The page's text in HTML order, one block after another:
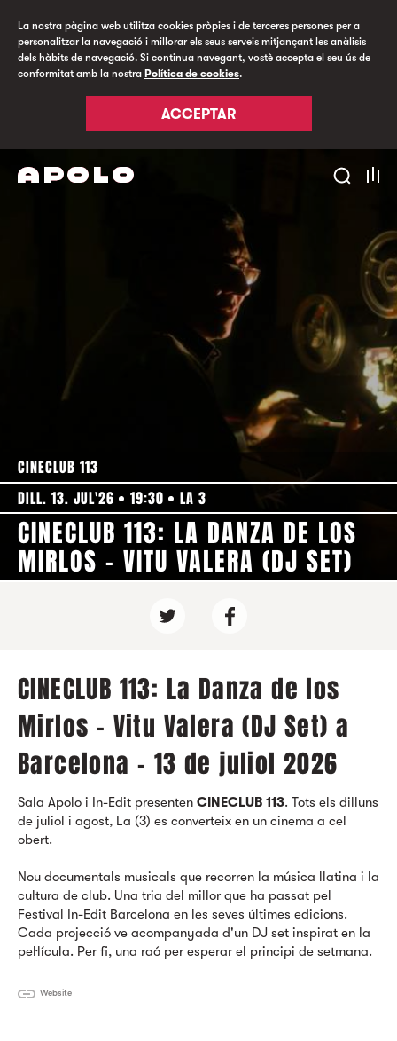
La nostra pàgina web utilitza cookies pròpies i de terceres persones per a
personalitzar la navegació i millorar els seus serveis mitjançant les anàlisis
dels hàbits de navegació. Si continua navegant, vostè accepta el seu ús de
conformitat amb la nostra Política de cookies.
ACCEPTAR
CINECLUB 113
DILL. 13. JUL'26
19:30 LA 3
CINECLUB 113: LA DANZA DE LOS
MIRLOS - VITU VALERA (DJ SET)
CINECLUB 113: La Danza de los
Mirlos - Vitu Valera (DJ Set) a
Barcelona - 13 de juliol 2026
Sala Apolo i In-Edit presenten CINECLUB 113. Tots els dilluns
de juliol i agost, La (3) es converteix en un cinema a cel
obert.
Nou documentals musicals que recorren la música llatina i la
cultura de club. Una tria del millor que ha passat pel
Festival In-Edit Barcelona en les seves últimes edicions.
Cada projecció ve acompanyada d'un DJ set inspirat en la
pel·lícula. Per fi, una raó per esperar el principi de setmana.
Website